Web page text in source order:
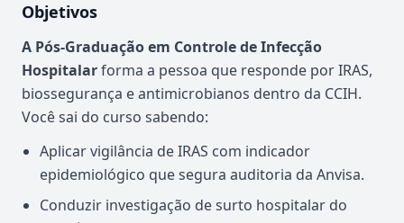
Objetivos
A Pós-Graduação em Controle de Infecção
Hospitalarforma a pessoa que responde por IRAS,
biossegurança e antimicrobianos dentro da CCIH.
Você sai do curso sabendo:
Aplicar vigilância de IRAS com indicador
epidemiológico que segura auditoria da Anvisa.
Conduzir investigação de surto hospitalar do